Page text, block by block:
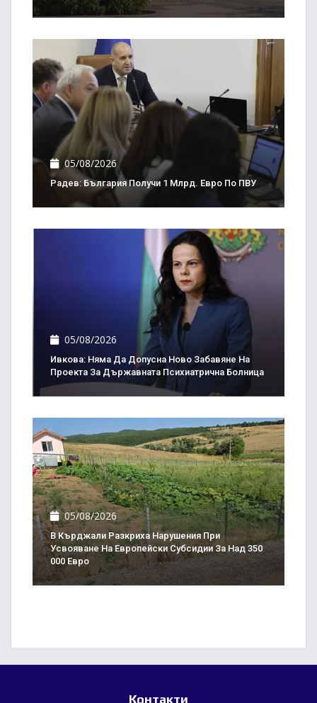
05/08/2026
Радев: България Получи 1 Млрд. Евро По ПВУ
05/08/2026
Ивкова: Няма Да Допусна Ново Забавяне На
Проекта За Държавната Психиатрична Болница
05/08/2026
В Кърджали Разкриха Нарушения При
Усвояване На Европейски Субсидии За Над 350
000 Евро
Контакти